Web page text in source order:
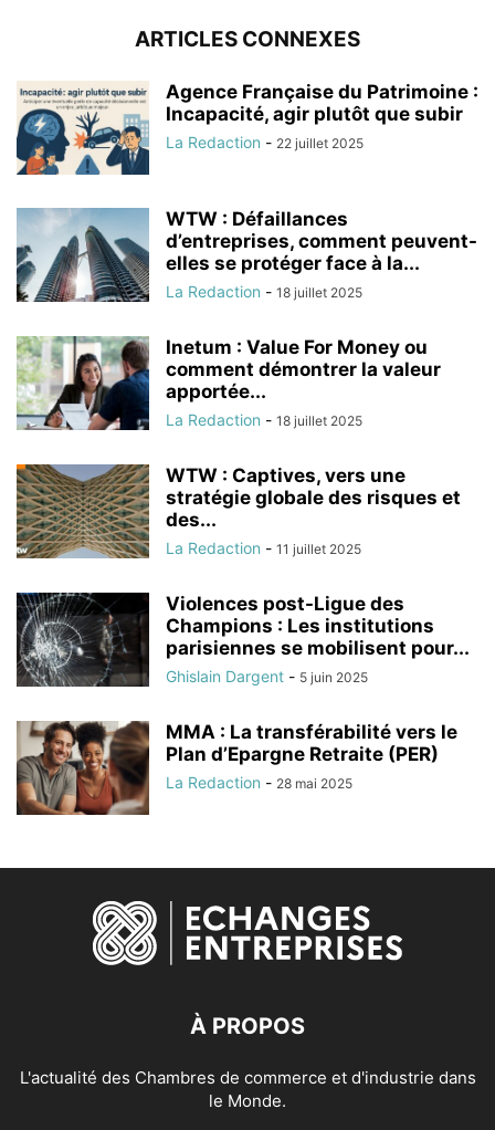
ARTICLES CONNEXES
Agence Française du Patrimoine :
Incapacité, agir plutôt que subir
La Redaction - 22 juillet 2025
WTW : Défaillances
d’entreprises, comment peuvent-
elles se protéger face à la...
La Redaction - 18 juillet 2025
Inetum : Value For Money ou
comment démontrer la valeur
apportée...
La Redaction - 18 juillet 2025
WTW : Captives, vers une
stratégie globale des risques et
des...
La Redaction - 11 juillet 2025
Violences post-Ligue des
Champions : Les institutions
parisiennes se mobilisent pour...
Ghislain Dargent - 5 juin 2025
MMA : La transférabilité vers le
Plan d’Epargne Retraite (PER)
La Redaction - 28 mai 2025
À PROPOS
L'actualité des Chambres de commerce et d'industrie dans
le Monde.